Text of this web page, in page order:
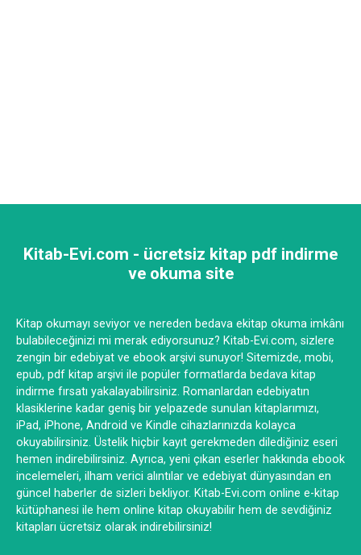
Kitab-Evi.com - ücretsiz kitap pdf indirme
ve okuma site
Kitap okumayı seviyor ve nereden bedava ekitap okuma imkânı
bulabileceğinizi mi merak ediyorsunuz? Kitab-Evi.com, sizlere
zengin bir edebiyat ve ebook arşivi sunuyor! Sitemizde, mobi,
epub, pdf kitap arşivi ile popüler formatlarda bedava kitap
indirme fırsatı yakalayabilirsiniz. Romanlardan edebiyatın
klasiklerine kadar geniş bir yelpazede sunulan kitaplarımızı,
iPad, iPhone, Android ve Kindle cihazlarınızda kolayca
okuyabilirsiniz. Üstelik hiçbir kayıt gerekmeden dilediğiniz eseri
hemen indirebilirsiniz. Ayrıca, yeni çıkan eserler hakkında ebook
incelemeleri, ilham verici alıntılar ve edebiyat dünyasından en
güncel haberler de sizleri bekliyor. Kitab-Evi.com online e-kitap
kütüphanesi ile hem online kitap okuyabilir hem de sevdiğiniz
kitapları ücretsiz olarak indirebilirsiniz!